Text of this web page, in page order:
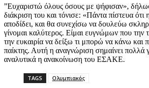
”Ευχαριστώ όλους όσους με ψήφισαν»,
διάκριση του και τόνισε: «Πάντα πίστευα
αποδίδει, και θα συνεχίσω να δουλεύω
γίνομαι καλύτερος. Είμαι ευγνώμων που την
την ευκαιρία να δείξω τι μπορώ να κάνω και
παίκτης. Αυτή η αναγνώριση σημαίνει πολλά
αναλυτικά η ανακοίνωση του ΕΣΑΚΕ.
TAGS Ολυμπιακός